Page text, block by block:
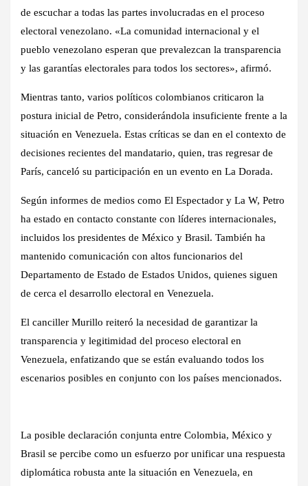
de escuchar a todas las partes involucradas en el proceso
electoral venezolano. «La comunidad internacional y el
pueblo venezolano esperan que prevalezcan la transparencia
y las garantías electorales para todos los sectores», afirmó.
Mientras tanto, varios políticos colombianos criticaron la
postura inicial de Petro, considerándola insuficiente frente a la
situación en Venezuela. Estas críticas se dan en el contexto de
decisiones recientes del mandatario, quien, tras regresar de
París, canceló su participación en un evento en La Dorada.
Según informes de medios como El Espectador y La W, Petro
ha estado en contacto constante con líderes internacionales,
incluidos los presidentes de México y Brasil. También ha
mantenido comunicación con altos funcionarios del
Departamento de Estado de Estados Unidos, quienes siguen
de cerca el desarrollo electoral en Venezuela.
El canciller Murillo reiteró la necesidad de garantizar la
transparencia y legitimidad del proceso electoral en
Venezuela, enfatizando que se están evaluando todos los
escenarios posibles en conjunto con los países mencionados.
La posible declaración conjunta entre Colombia, México y
Brasil se percibe como un esfuerzo por unificar una respuesta
diplomática robusta ante la situación en Venezuela, en